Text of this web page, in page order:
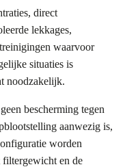
direct
lekkages,
waarvoor
situaties is
noodzakelijk.
bescherming tegen
aanwezig is,
worden
filtergewicht en de